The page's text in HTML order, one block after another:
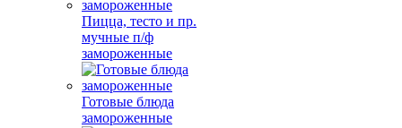
Пицца, тесто и пр.
мучные п/ф
замороженные
Готовые блюда
замороженные